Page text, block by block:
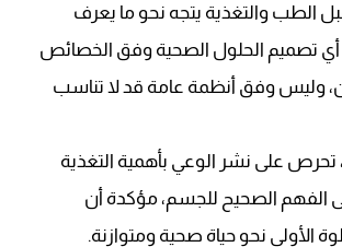
الطب والتغذية يتجه نحو ما يعرف
تصميم الحلول الصحية وفق الخصائص
وليس وفق أنظمة عامة قد لا تناسب
على نشر الوعي بأهمية التغذية
الفهم الصحيح للجسم، مؤكدة أن
الأولى نحو حياة صحية ومتوازنة.